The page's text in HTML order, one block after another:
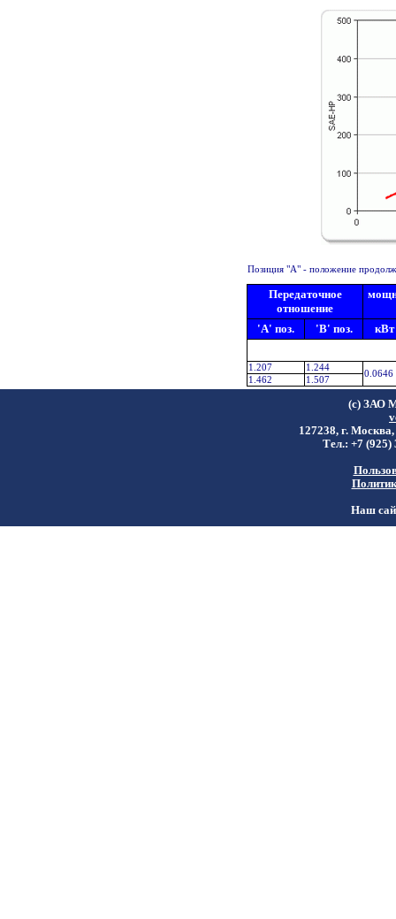
Позиция "A" - положение
Передаточное
отношение
'A' поз. 'B' поз. кВт
1.207 1.244
0.0646
1.462 1.507
(c) ЗАО
127238, г.
Тел.: +7 (925)
Наш